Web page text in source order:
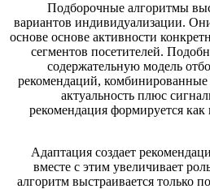
Подборочные
вариантов
основе основе активности
сегментов
содержательную
рекомендаций,
актуальность
рекомендация
Адаптация создает
вместе с этим
алгоритм выстраивается